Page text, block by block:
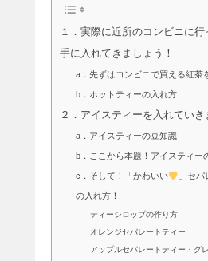
１．実際に近所のコンビニに
手に入れてきましょう！
a．先ずはコンビニで買える紅茶
b．ホットティーの入れ方
２．アイスティーを入れていき
a．アイスティーの豆知識
b．ここから本題！アイスティー
c．そして！「かわいい 」セ
の入れ方！
ティーシロップの作り方
オレンジセパレートティー
アップルセパレートティー・グ